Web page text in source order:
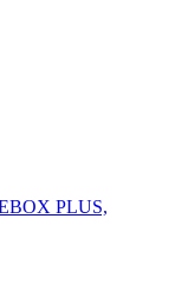
PLUS,